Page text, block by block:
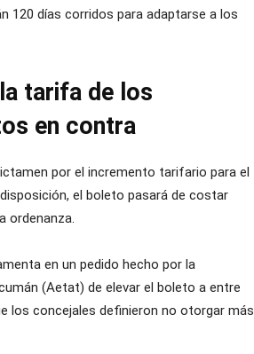
120 días corridos para adaptarse a los
tarifa de los
en contra
por el incremento tarifario para el
el boleto pasará de costar
ordenanza.
en un pedido hecho por la
(Aetat) de elevar el boleto a entre
los concejales definieron no otorgar más